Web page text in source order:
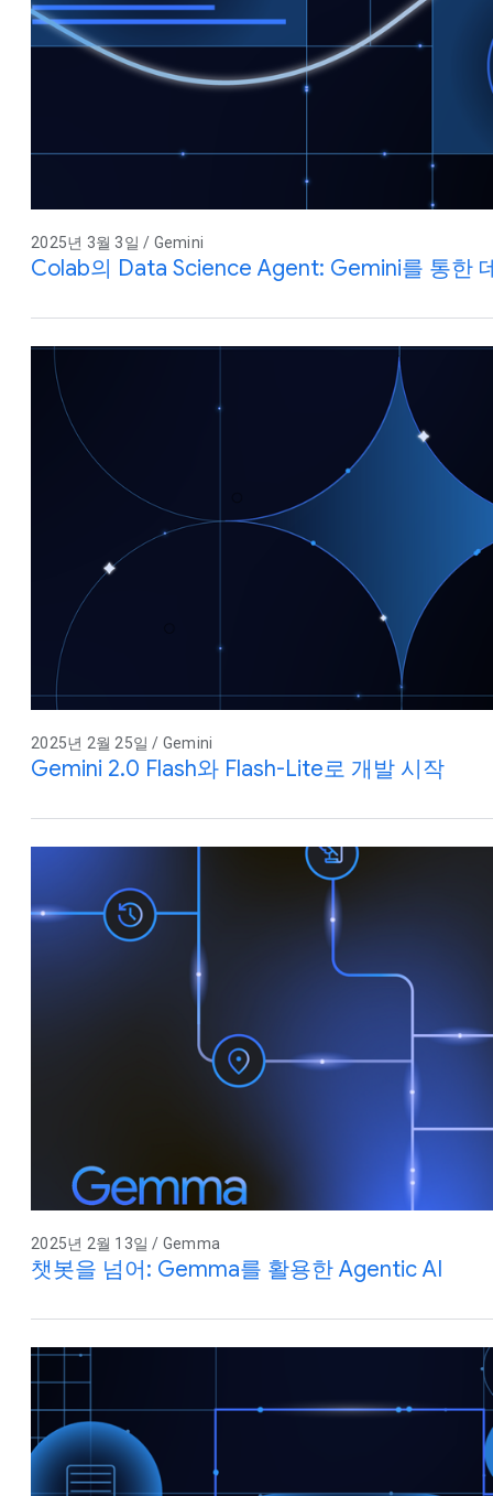
2025년 3월 3일 / Gemini
Colab의 Data Science Agent: Gemini를 통한
2025년 2월 25일 / Gemini
Gemini 2.0 Flash와 Flash-Lite로 개발 시작
2025년 2월 13일 / Gemma
챗봇을 넘어: Gemma를 활용한 Agentic AI